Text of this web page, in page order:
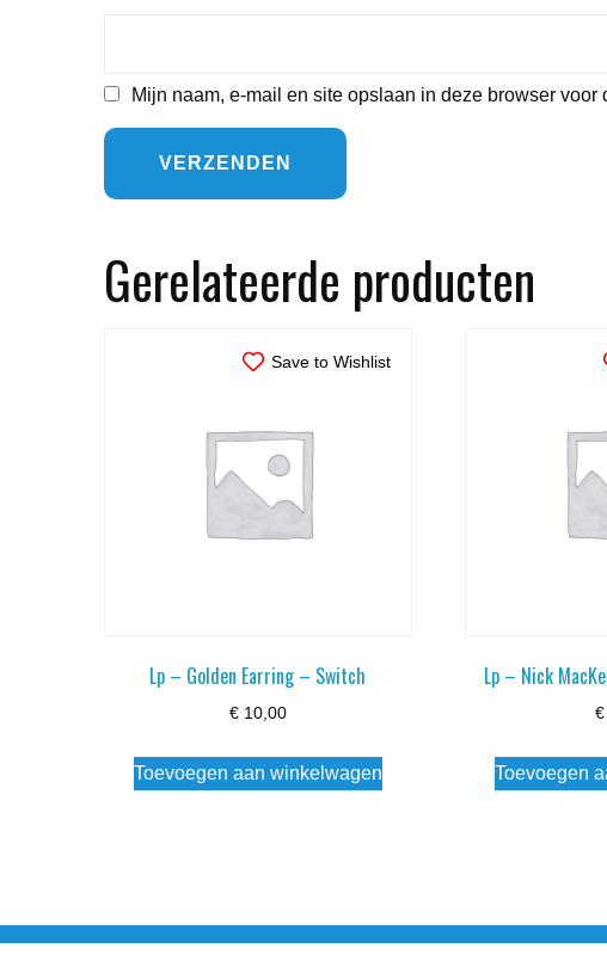
Mijn naam, e-mail en site opslaan in deze browser
Gerelateerde producten
Save to Wishlist
Lp – Golden Earring – Switch
€10,00
Toevoegen aan winkelwagen
Lp – Nick
€
Toevoegen